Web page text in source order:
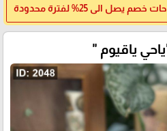
الى 25% لفترة محدودة
ياقيوم "